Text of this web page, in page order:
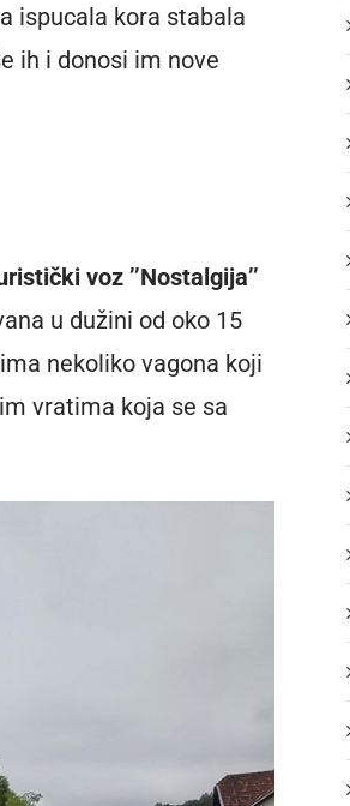
ispucala kora stabala
ih i donosi im nove
voz ’’Nostalgija’’
u dužini od oko 15
nekoliko vagona koji
vratima koja se sa